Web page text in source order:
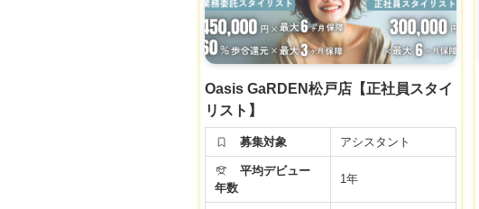
Oasis GaRDEN松戸店【正社員スタイ
リスト】
募集対象 アシスタント
平均デビュー
年数
1年